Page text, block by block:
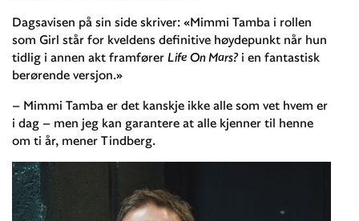
Dagsavisen på sin side skriver: «Mimmi Tamba i rollen
som Girl står for kveldens definitive høydepunkt når hun
tidlig i annen akt framfører Life On Mars?i en fantastisk
berørende versjon.»
– Mimmi Tamba er det kanskje ikke alle som vet hvem er
i dag – men jeg kan garantere at alle kjenner til henne
om ti år, mener Tindberg.